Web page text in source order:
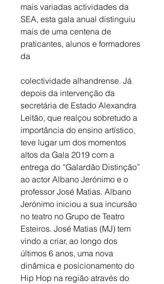
mais variadas actividades da
SEA, esta gala anual distinguiu
mais de uma centena de
praticantes, alunos e formadores
da
colectividade alhandrense. Já
depois da intervenção da
secretária de Estado Alexandra
Leitão, que realçou sobretudo a
importância do ensino artístico,
teve lugar um dos momentos
altos da Gala 2019 com a
entrega do “Galardão Distinção”
ao actor Albano Jerónimo e o
professor José Matias. Albano
Jerónimo iniciou a sua incursão
no teatro no Grupo de Teatro
Esteiros. José Matias (MJ) tem
vindo a criar, ao longo dos
últimos 6 anos, uma nova
dinâmica e posicionamento do
Hip Hop na região através do